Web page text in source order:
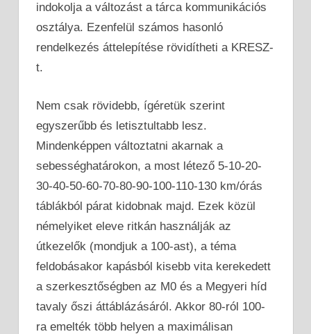
indokolja a változást a tárca kommunikációs
osztálya. Ezenfelül számos hasonló
rendelkezés áttelepítése rövidítheti a KRESZ-
t.
Nem csak rövidebb, ígéretük szerint
egyszerűbb és letisztultabb lesz.
Mindenképpen változtatni akarnak a
sebességhatárokon, a most létező 5-10-20-
30-40-50-60-70-80-90-100-110-130 km/órás
táblákból párat kidobnak majd. Ezek közül
némelyiket eleve ritkán használják az
útkezelők (mondjuk a 100-ast), a téma
feldobásakor kapásból kisebb vita kerekedett
a szerkesztőségben az M0 és a Megyeri híd
tavaly őszi áttáblázásáról. Akkor 80-ról 100-
ra emelték több helyen a maximálisan